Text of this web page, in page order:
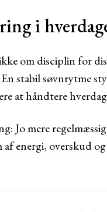
i
om disciplin for
stabil søvnrytme
at håndtere
Jo mere
energi, overskud